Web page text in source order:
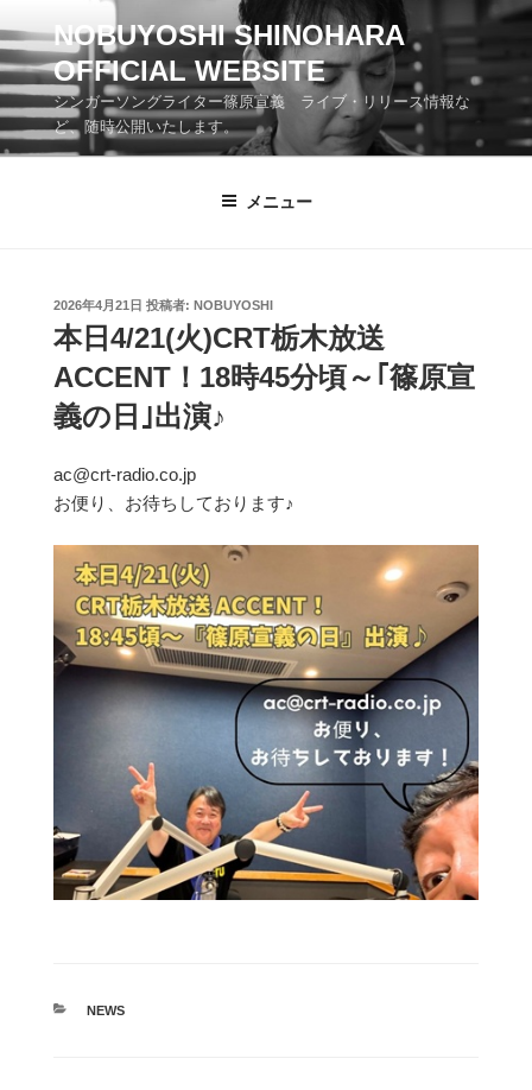
ン
テ
ン
ツ
へ
NOBUYOSHI SHINOHARA
OFFICIAL WEBSITE
シンガーソングライター篠原宣義 ライブ・リリース情報な
ど、随時公開いたします。
メニュー
投
日:
2026年4月21日 投稿者: NOBUYOSHI
本日4/21(火)CRT栃木放送
ACCENT！18時45分頃～｢篠原宣
義の日｣出演♪
ac@crt-radio.co.jp
お便り、お待ちしております♪
カ
NEWS